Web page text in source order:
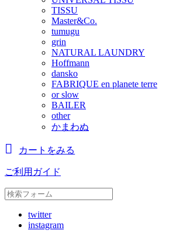
TISSU
Master&Co.
tumugu
grin
NATURAL LAUNDRY
Hoffmann
dansko
FABRIQUE en planete terre
or slow
BAILER
other
かまわぬ
カートをみる
ご利用ガイド
twitter
instagram